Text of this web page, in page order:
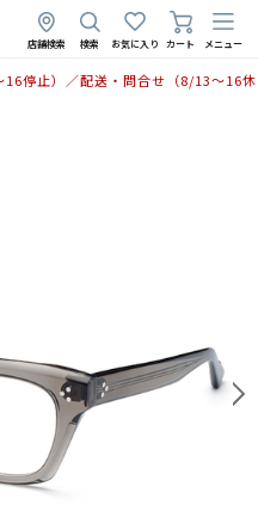
店舗検索 検索 お気に入り カート メニュー
停止）／配送・問合せ（8/13〜16休